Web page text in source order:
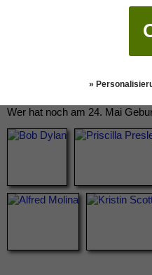
Wer hat noch am 24. Mai
»